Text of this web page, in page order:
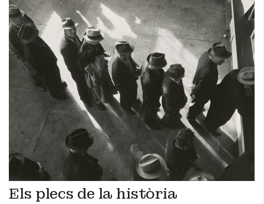
Els plecs de la història